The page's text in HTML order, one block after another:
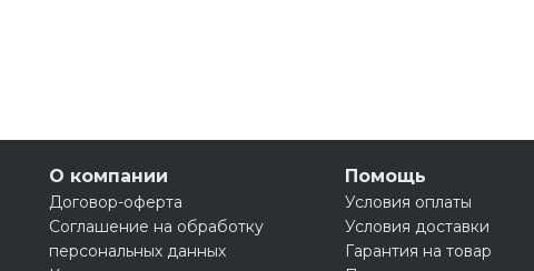
О компании
Договор-оферта
Соглашение на обработку
персональных данных
Помощь
Условия оплаты
Условия доставки
Гарантия на товар